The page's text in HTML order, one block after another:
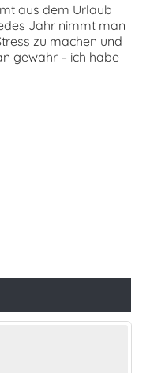
aus dem Urlaub
Jahr nimmt man
zu machen und
gewahr – ich habe